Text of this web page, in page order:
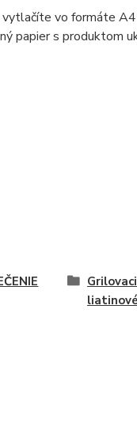
vo formáte
papier s produktom
liatinové